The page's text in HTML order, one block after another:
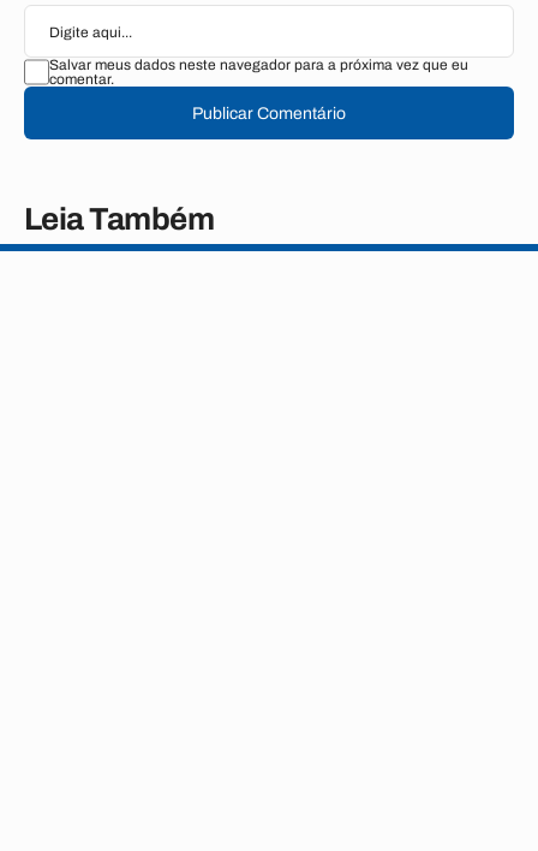
Salvar meus dados neste navegador para a próxima vez que eu
comentar.
Publicar Comentário
Leia Também